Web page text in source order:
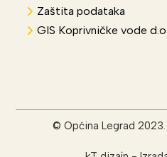
Zaštita podataka
GIS Koprivničke vode
© Općina Legrad 2023.